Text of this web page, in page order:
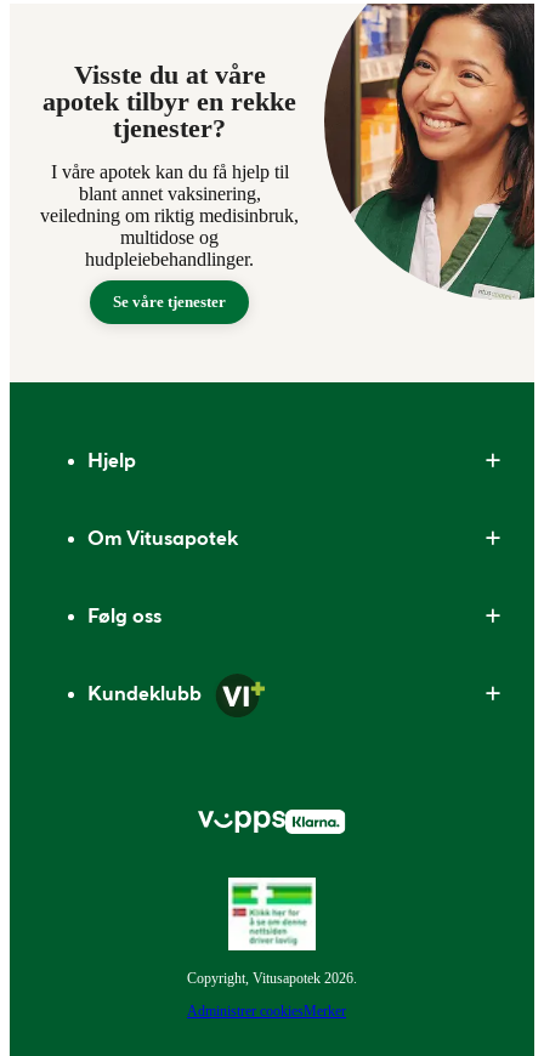
Visste du at våre
apotek tilbyr en rekke
tjenester?
I våre apotek kan du få hjelp til
blant annet vaksinering,
veiledning om riktig medisinbruk,
multidose og
hudpleiebehandlinger.
Se våre tjenester
Hjelp
Om Vitusapotek
Følg oss
Kundeklubb
Copyright, Vitusapotek 2026.
Administrer cookiesMerker